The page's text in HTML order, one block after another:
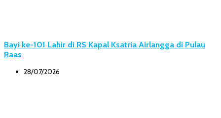
Bayi ke-101 Lahir di RS Kapal Ksatria Airlangga di Pulau
Raas
28/07/2026